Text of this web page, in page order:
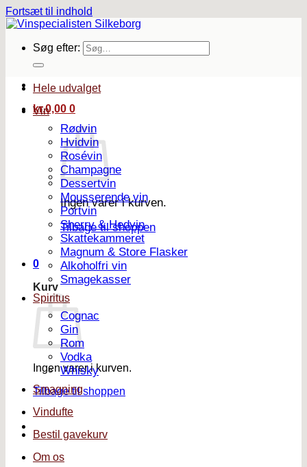
Fortsæt til indhold
Søg efter:
kr.0,00 0
Ingen varer i kurven.
Tilbage til shoppen
0
Kurv
Ingen varer i kurven.
Tilbage til shoppen
Hele udvalget
Vin
Rødvin
Hvidvin
Rosévin
Champagne
Dessertvin
Mousserende vin
Portvin
Sherry & Hedvin
Skattekammeret
Magnum & Store Flasker
Alkoholfri vin
Smagekasser
Spiritus
Cognac
Gin
Rom
Vodka
Whisky
Smagning
Vindufte
Bestil gavekurv
Om os